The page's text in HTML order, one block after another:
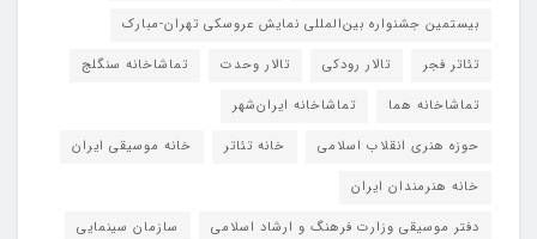
بیستمین جشنواره بین‌المللی نمایش عروسکی تهران-مبارک
تئاتر فجر
تالار رودکی تالار وحدت
تماشاخانه سنگلج
تماشاخانه هما
تماشاخانه‌ ایران‌شهر
حوزه هنری انقلاب اسلامی
خانه تئاتر
خانه موسیقی ایران
خانه هنرمندان ایران
دفتر موسیقی وزارت فرهنگ و ارشاد اسلامی
سازمان سینمایی